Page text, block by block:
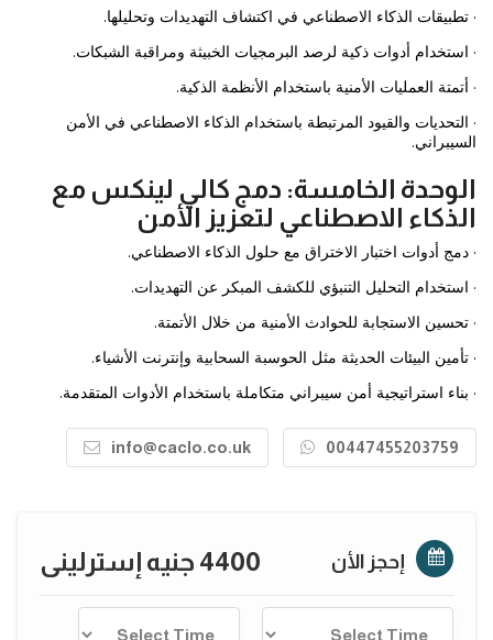
· تطبيقات الذكاء الاصطناعي في اكتشاف التهديدات وتحليلها.
· استخدام أدوات ذكية لرصد البرمجيات الخبيثة ومراقبة الشبكات.
· أتمتة العمليات الأمنية باستخدام الأنظمة الذكية.
· التحديات والقيود المرتبطة باستخدام الذكاء الاصطناعي في الأمن
السيبراني.
الوحدة الخامسة: دمج كالي لينكس مع
الذكاء الاصطناعي لتعزيز الأمن
· دمج أدوات اختبار الاختراق مع حلول الذكاء الاصطناعي.
· استخدام التحليل التنبؤي للكشف المبكر عن التهديدات.
· تحسين الاستجابة للحوادث الأمنية من خلال الأتمتة.
· تأمين البيئات الحديثة مثل الحوسبة السحابية وإنترنت الأشياء.
· بناء استراتيجية أمن سيبراني متكاملة باستخدام الأدوات المتقدمة.
00447455203759
info@caclo.co.uk
إحجز الأن 4400 جنيه إسترلينى